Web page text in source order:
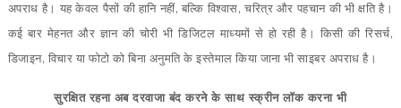
अपराध है। यह केवल पैसों की हानि नहीं, बल्कि विश्वास, चरित्र और पहचान की भी क्षति है।
कई बार मेहनत और ज्ञान की चोरी भी डिजिटल माध्यमों से हो रही है। किसी की रिसर्च,
डिजाइन, विचार या फोटो को बिना अनुमति के इस्तेमाल किया जाना भी साइबर अपराध है।
सुरक्षित रहना अब दरवाजा बंद करने के साथ स्क्रीन लॉक करना भी